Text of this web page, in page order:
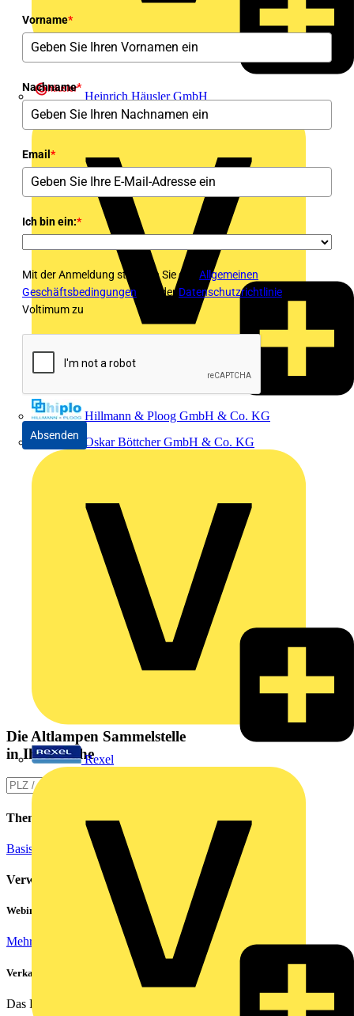
Heinrich Häusler GmbH
Hillmann & Ploog GmbH & Co. KG
Oskar Böttcher GmbH & Co. KG
Rexel
Vorname*
Nachname*
Email *
Ich bin ein:*
Mit der Anmeldung stimmen Sie den Allgemeinen
Geschäftsbedingungen und der Datenschutzrichtlinie
Voltimum zu
Absenden
Die Altlampen Sammelstelle
in Ihrer Nähe
Themen
Basiswissen Beleuchtungstechnik
Verwandte Inhalte
Webinar: Not-Aus und Not-Halt in der Praxis
Mehr lesen
Verkabelung von Rechenzentren
Das Rechenzentrum ist das Herzstück eines jeden...